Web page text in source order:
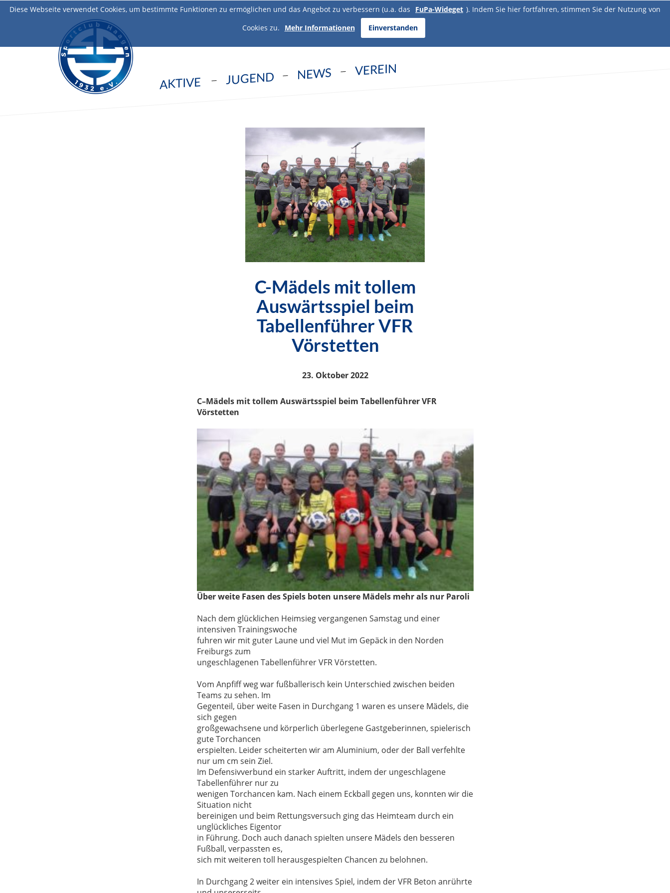
AKTIVE JUGEND NEWS VEREIN
C-Mädels mit tollem
Auswärtsspiel beim
Tabellenführer VFR
Vörstetten
23. Oktober 2022
C–Mädels mit tollem Auswärtsspiel beim Tabellenführer VFR
Vörstetten
Über weite Fasen des Spiels boten unsere Mädels mehr als nur Paroli
Nach dem glücklichen Heimsieg vergangenen Samstag und einer
intensiven Trainingswoche
fuhren wir mit guter Laune und viel Mut im Gepäck in den Norden
Freiburgs zum
ungeschlagenen Tabellenführer VFR Vörstetten.
Vom Anpfiff weg warfußballerisch kein Unterschied zwischen beiden
Teams zu sehen. Im
Gegenteil, über weite Fasen in Durchgang 1 waren es unsere Mädels, die
sich gegen
großgewachsene und körperlich überlegene Gastgeberinnen, spielerisch
gute Torchancen
erspielten. Leider scheiterten wir am Aluminium, oder der Ball verfehlte
nur um cm sein Ziel.
Im Defensivverbund ein starker Auftritt, indem der ungeschlagene
Tabellenführer nurzu
wenigen Torchancen kam. Nach einem Eckball gegen uns, konnten wir die
Situation nicht
bereinigen und beim Rettungsversuch ging das Heimteam durch ein
unglückliches Eigentor
in Führung. Doch auch danach spielten unsere Mädels den besseren
Fußball, verpassten es,
sich mit weiteren toll herausgespielten Chancen zu belohnen.
In Durchgang 2weiter ein intensives Spiel, indem derVFR Beton anrührte
Diese Webseite verwendet Cookies, um bestimmte Funktionen zu ermöglichen und das Angebot zu verbessern (u.a. das FuPa-Wideget ). Indem Sie hier fortfahren, stimmen Sie der Nutzung von
Cookies zu.
Mehr Informationen Einverstanden